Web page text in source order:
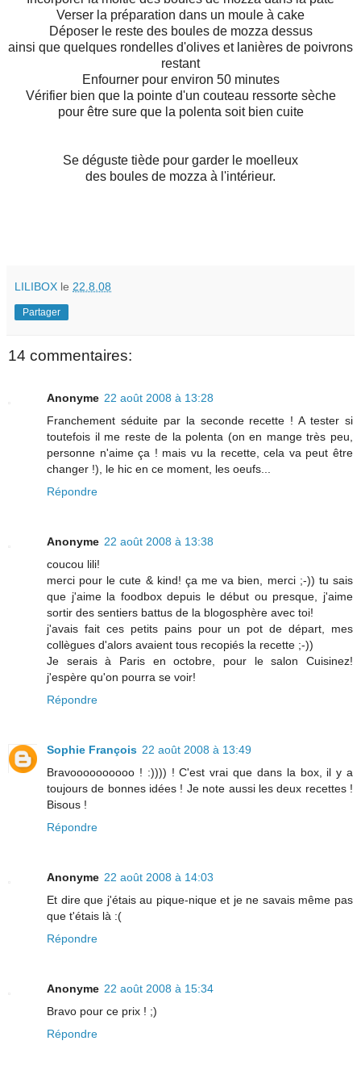
Verser la préparation dans un moule à cake
Déposer le reste des boules de mozza dessus
ainsi que quelques rondelles d'olives et lanières de poivrons
restant
Enfourner pour environ 50 minutes
Vérifier bien que la pointe d'un couteau ressorte sèche
pour être sure que la polenta soit bien cuite
Se déguste tiède pour garder le moelleux
des boules de mozza à l'intérieur.
LILIBOX le 22.8.08
Partager
14 commentaires:
Anonyme 22 août 2008 à 13:28
Franchement séduite par la seconde recette ! A tester si
toutefois il me reste de la polenta (on en mange très peu,
personne n'aime ça ! mais vu la recette, cela va peut être
changer !), le hic en ce moment, les oeufs...
Répondre
Anonyme 22 août 2008 à 13:38
coucou lili!
merci pour le cute & kind! ça me va bien, merci ;-)) tu sais
que j'aime la foodbox depuis le début ou presque, j'aime
sortir des sentiers battus de la blogosphère avec toi!
j'avais fait ces petits pains pour un pot de départ, mes
collègues d'alors avaient tous recopiés la recette ;-))
Je serais à Paris en octobre, pour le salon Cuisinez!
j'espère qu'on pourra se voir!
Répondre
Sophie François 22 août 2008 à 13:49
Bravoooooooooo ! :)))) ! C'est vrai que dans la box, il y a
toujours de bonnes idées ! Je note aussi les deux recettes !
Bisous !
Répondre
Anonyme 22 août 2008 à 14:03
Et dire que j'étais au pique-nique et je ne savais même pas
que t'étais là :(
Répondre
Anonyme 22 août 2008 à 15:34
Bravo pour ce prix ! ;)
Répondre